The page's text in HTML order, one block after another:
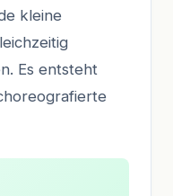
kleine
Es entsteht